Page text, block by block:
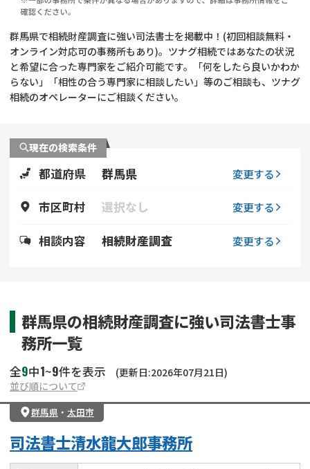
相続登記
遺留分侵害額請求
相続人調査
コラム
相続手続き
相続登記
群馬県で相続財産調査に強い司法書士を掲載中！(初回相談無料・
オンライン対応可の事務所もあり)。ツナグ相続ではあなたの状況
と希望に合った専門家をご紹介可能です。「何をしたら良いかわか
らない」「相性の合う専門家に相談したい」等のご相談も、ツナグ
相続のオペレーターにご相談ください。
現在の検索条件
都道府県 群馬県 変更する
市区町村 選択なし 変更する
相談内容 相続財産調査 変更する
群馬県の相続財産調査に強い司法書士事
務所一覧
全9中1~9件を表示
(更新日:2026年07月21日)
並び順について
群馬県 ・ 太田市
司法書士清水龍大郎事務所